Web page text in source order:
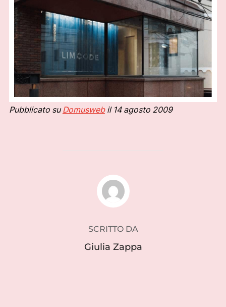
Pubblicato suDomuswebil 14 agosto 2009
AUTORE DELL'ARTICOLO
SCRITTO DA
Giulia Zappa